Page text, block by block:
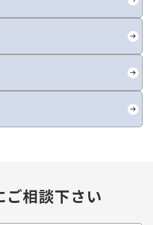
ご相談下さい